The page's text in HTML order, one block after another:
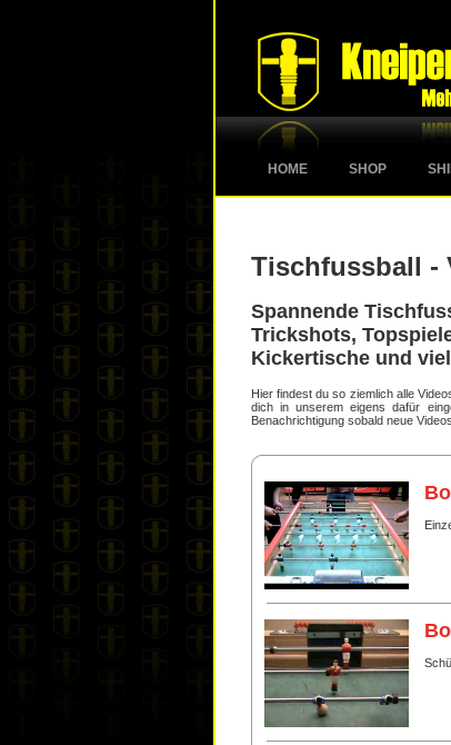
HOME SHOP
Tischfussball -
Spannende
Trickshots,
Kickertische und
Hier findest du so ziemlich alle
dich in unserem eigens dafür
Benachrichtigung sobald neue